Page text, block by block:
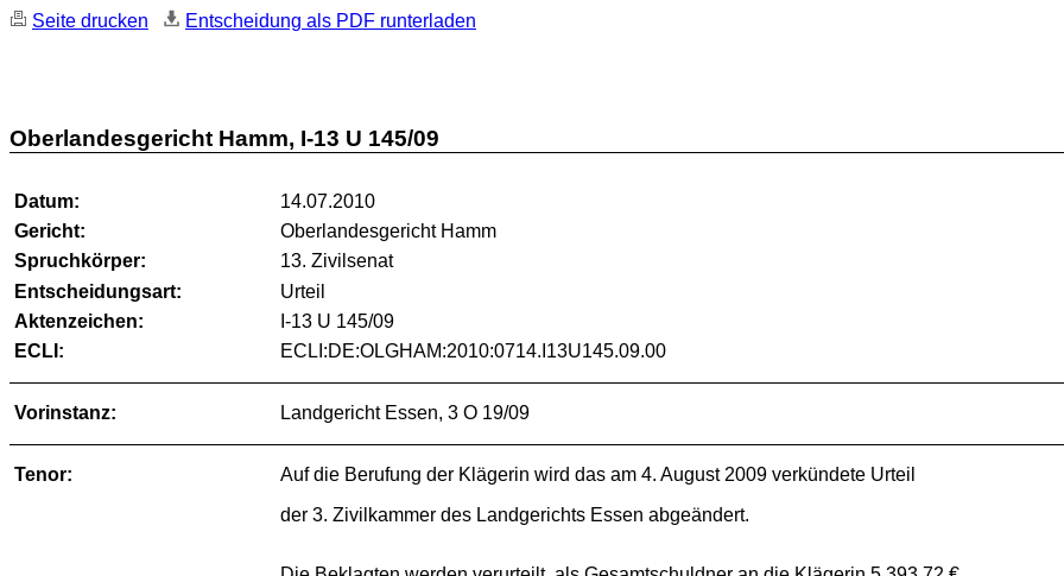
Seite drucken Entscheidung als PDF runterladen
Oberlandesgericht Hamm, I-13 U 145/09
Datum:
14.07.2010
Gericht:
Oberlandesgericht Hamm
Spruchkörper:
13. Zivilsenat
Entscheidungsart:
Urteil
Aktenzeichen:
I-13 U 145/09
ECLI:
ECLI:DE:OLGHAM:2010:0714.I13U145.09.00
Vorinstanz: Landgericht Essen, 3 O 19/09
Tenor:
Auf die Berufung der Klägerin wird das am 4. August 2009 verkündete Urteil
der 3. Zivilkammer des Landgerichts Essen abgeändert.